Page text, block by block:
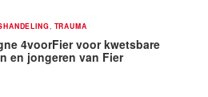
TRAUMA
4voorFier voor kwetsbare
en jongeren van Fier